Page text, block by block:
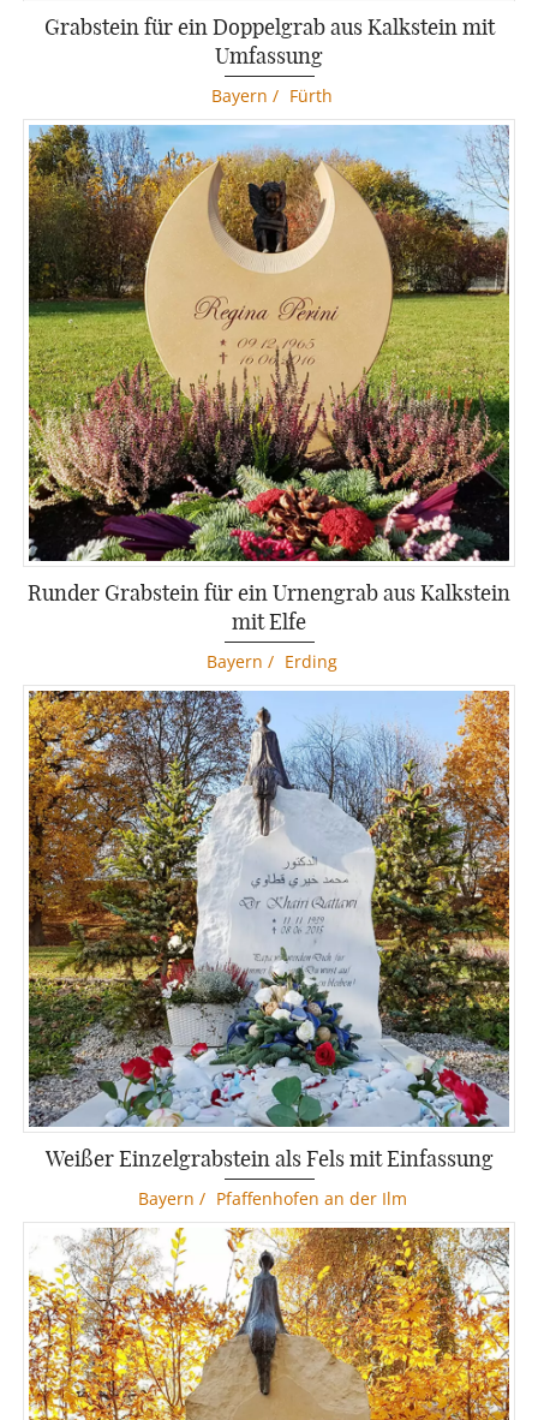
GRABSTEIN MIT MICHELANGELO MOTIV
Komplettpreis mit Aufbau
4.450 €
Grabstein für ein Doppelgrab aus Kalkstein mit
Umfassung
Bayern / Fürth
Runder Grabstein für ein Urnengrab aus Kalkstein
mit Elfe
Bayern / Erding
Weißer Einzelgrabstein als Fels mit Einfassung
Bayern / Pfaffenhofen an der Ilm